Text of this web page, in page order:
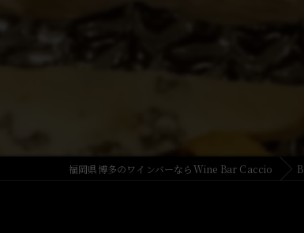
福岡県博多のワインバーならWine Bar Caccio